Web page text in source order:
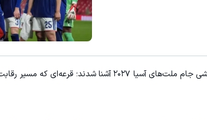
به گزارش "ورزش سه"، هواداران فوتبال آسیا با نتایج قرعه‌کشی جام ملت‌های